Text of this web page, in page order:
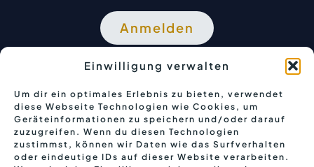
Einwilligung verwalten
Um dir ein optimales Erlebnis zu bieten, verwendet
diese Webseite Technologien wie Cookies, um
Geräteinformationen zu speichern und/oder darauf
zuzugreifen. Wenn du diesen Technologien
zustimmst, können wir Daten wie das Surfverhalten
oder eindeutige IDs auf dieser Website verarbeiten.